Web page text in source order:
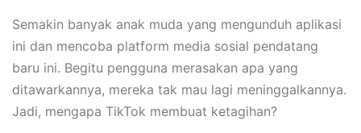
Semakin banyak anak muda yang mengunduh aplikasi
ini dan mencoba platform media sosial pendatang
baru ini. Begitu pengguna merasakan apa yang
ditawarkannya, mereka tak mau lagi meninggalkannya.
Jadi, mengapa TikTok membuat ketagihan?